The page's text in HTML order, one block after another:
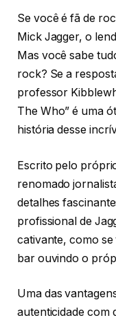
Se você é fã de
Mick Jagger, o
Mas você sabe
rock? Se a
professor
The Who” é uma
história desse
Escrito pelo
renomado
detalhes
profissional de
cativante, como se
bar ouvindo o
Uma das
autenticidade com